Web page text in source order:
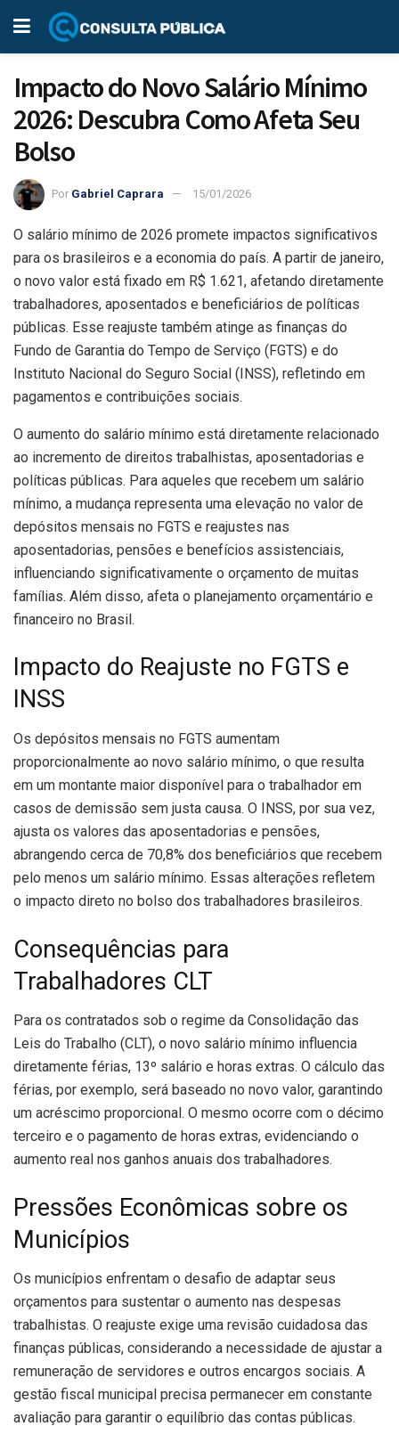
Impacto do Novo Salário Mínimo
2026: Descubra Como Afeta Seu
Bolso
Por Gabriel Caprara 15/01/2026
O salário mínimo de 2026 promete impactos significativos
para os brasileiros e a economia do país. A partir de janeiro,
o novo valor está fixado em R$ 1.621, afetando diretamente
trabalhadores, aposentados e beneficiários de políticas
públicas. Esse reajuste também atinge as finanças do
Fundo de Garantia do Tempo de Serviço (FGTS) e do
Instituto Nacional do Seguro Social (INSS), refletindo em
pagamentos e contribuições sociais.
O aumento do salário mínimo está diretamente relacionado
ao incremento de direitos trabalhistas, aposentadorias e
políticas públicas. Para aqueles que recebem um salário
mínimo, a mudança representa uma elevação no valor de
depósitos mensais no FGTS e reajustes nas
aposentadorias, pensões e benefícios assistenciais,
influenciando significativamente o orçamento de muitas
famílias. Além disso, afeta o planejamento orçamentário e
financeiro no Brasil.
Impacto do Reajuste no FGTS e
INSS
Os depósitos mensais no FGTS aumentam
proporcionalmente ao novo salário mínimo, o que resulta
em um montante maior disponível para o trabalhador em
casos de demissão sem justa causa. O INSS, por sua vez,
ajusta os valores das aposentadorias e pensões,
abrangendo cerca de 70,8% dos beneficiários que recebem
pelo menos um salário mínimo. Essas alterações refletem
o impacto direto no bolso dos trabalhadores brasileiros.
Consequências para
Trabalhadores CLT
Para os contratados sob o regime da Consolidação das
Leis do Trabalho (CLT), o novo salário mínimo influencia
diretamente férias, 13º salário e horas extras. O cálculo das
férias, por exemplo, será baseado no novo valor, garantindo
um acréscimo proporcional. O mesmo ocorre com o décimo
terceiro e o pagamento de horas extras, evidenciando o
aumento real nos ganhos anuais dos trabalhadores.
Pressões Econômicas sobre os
Municípios
Os municípios enfrentam o desafio de adaptar seus
orçamentos para sustentar o aumento nas despesas
trabalhistas. O reajuste exige uma revisão cuidadosa das
finanças públicas, considerando a necessidade de ajustar a
remuneração de servidores e outros encargos sociais. A
gestão fiscal municipal precisa permanecer em constante
avaliação para garantir o equilíbrio das contas públicas.